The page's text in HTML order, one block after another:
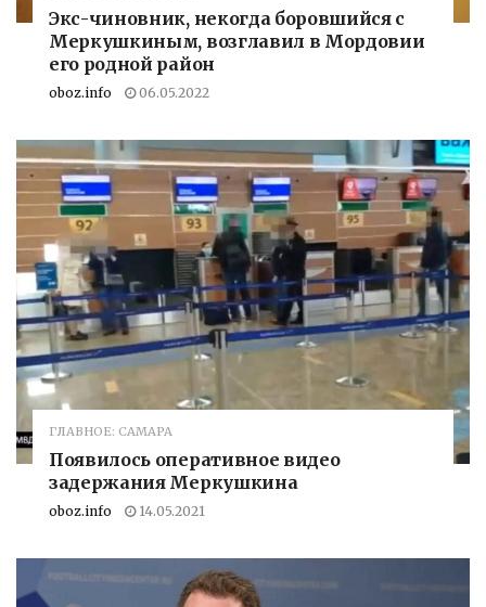
Экс-чиновник, некогда боровшийся с
Меркушкиным, возглавил в Мордовии
его родной район
oboz.info 06.05.2022
ГЛАВНОЕ: САМАРА
Появилось оперативное видео
задержания Меркушкина
oboz.info 14.05.2021